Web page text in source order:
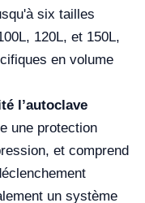
six tailles
120L, et 150L,
en volume
l’autoclave
une protection
et comprend
un système